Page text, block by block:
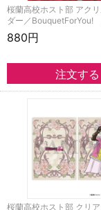
桜蘭高校ホスト部 アク
ダー／
880円
桜蘭高校ホスト部 クリ